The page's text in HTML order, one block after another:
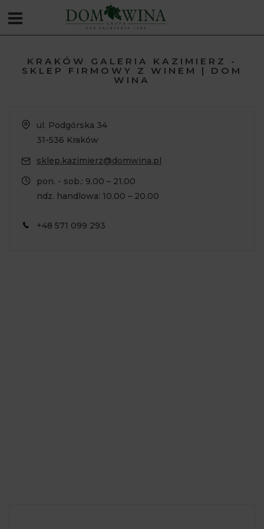
KRAKÓW GALERIA KAZIMIERZ -
SKLEP FIRMOWY Z WINEM | DOM
WINA
ul. Podgórska 34
31-536 Kraków
sklep.kazimierz@domwina.pl
pon. - sob.: 9.00 – 21.00
ndz. handlowa: 10.00 – 20.00
+48 571 099 293